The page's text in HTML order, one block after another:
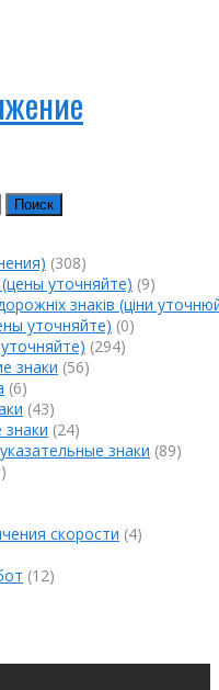
Поиск
(308)
уточняйте) (9)
знаків (ціни
уточняйте) (0)
(294)
знаки (56)
(6)
(43)
(24)
знаки (89)
скорости (4)
(12)